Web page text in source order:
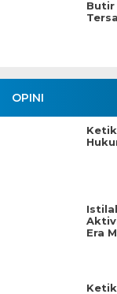
Butir
OPINI
Era